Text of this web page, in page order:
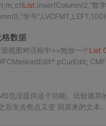
List.InsertColumn(2,“数
学号
数据
格中的数据，有以下步骤： 1）在资源视图对话框中>>拖放一个List
也没提供这个功能。比较诡异
失去焦点又变 回原来的文本